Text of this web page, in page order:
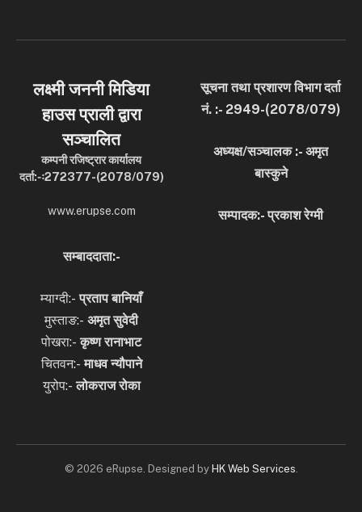
लक्ष्मी जननी मिडिया
हाउस प्राली द्वारा
सञ्चालित
कम्पनी रजिष्ट्रार कार्यालय
दर्ता:-ः272377-(2078/079)
www.erupse.com
सूचना तथा प्रशारण विभाग दर्ता
नं. :- 2949-(2078/079)
अध्यक्ष/सञ्चालक :- अमृत
बास्कुने
सम्पादक:- प्रकाश रेग्मी
सम्बाददाता:-
म्याग्दी:-प्रताप बानियाँ
मुस्ताङ:- अमृत सुवेदी
पोखरा:-कृष्ण रानाभाट
चितवन:-माधव न्यौपाने
युरोप:-लोकराज रोका
© 2026 eRupse. Designed by HK Web Services.